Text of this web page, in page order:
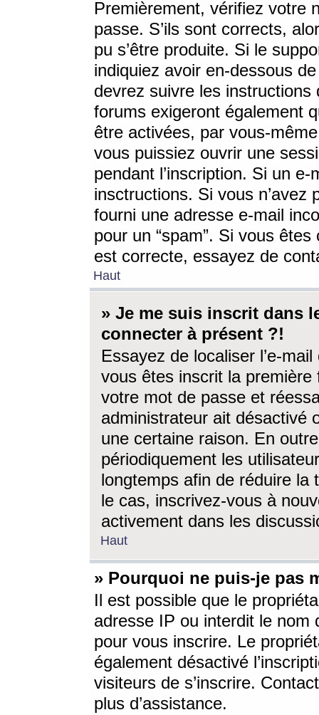
Premièrement, vérifiez votre
passe. S’ils sont corrects,
pu s’être produite. Si le
indiquiez avoir en-dessous
devrez suivre les
forums exigeront également
être activées, par vous-
vous puissiez ouvrir une
pendant l’inscription. Si un
insctructions. Si vous n’avez
fourni une adresse e-mail
pour un “spam”. Si vous
est correcte, essayez de
Haut
» Je me suis inscrit dans
connecter à présent ?!
Essayez de localiser l’e-
vous êtes inscrit la première
votre mot de passe et
administrateur ait désactivé
une certaine raison. En
périodiquement les
longtemps afin de réduire la
le cas, inscrivez-vous à
activement dans les
Haut
» Pourquoi ne puis-je pas
Il est possible que le
adresse IP ou interdit le nom
pour vous inscrire. Le
également désactivé
visiteurs de s’inscrire.
plus d’assistance.